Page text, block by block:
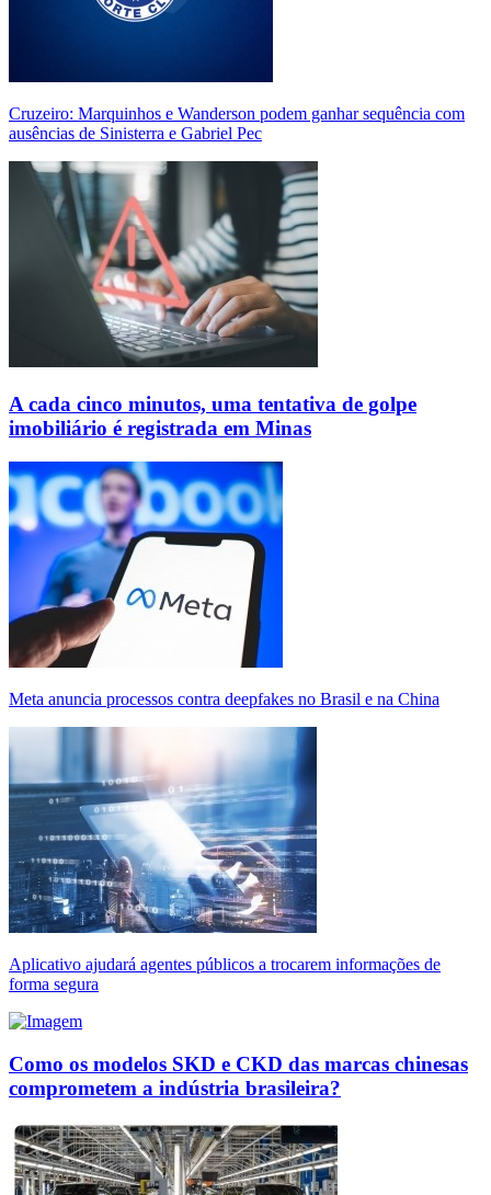
Cruzeiro: Marquinhos e Wanderson podem ganhar sequência com
ausências de Sinisterra e Gabriel Pec
A cada cinco minutos, uma tentativa de golpe
imobiliário é registrada em Minas
Meta anuncia processos contra deepfakes no Brasil e na China
Aplicativo ajudará agentes públicos a trocarem informações de
forma segura
Como os modelos SKD e CKD das marcas chinesas
comprometem a indústria brasileira?